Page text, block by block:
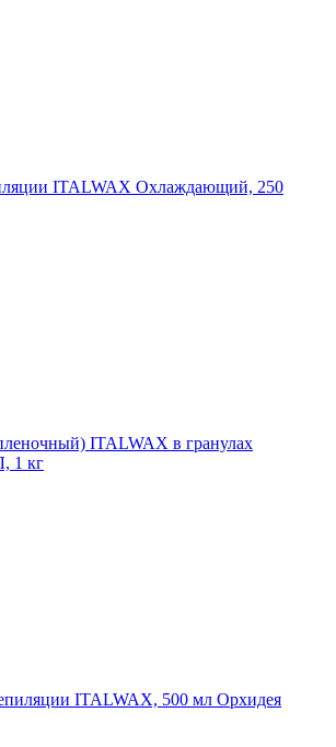
ITALWAX Охлаждающий, 250
ITALWAX в гранулах
1 кг
ITALWAX, 500 мл Орхидея